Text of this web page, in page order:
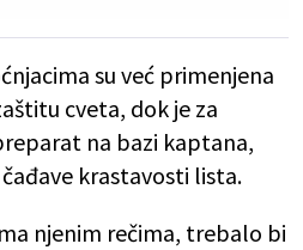
su već primenjena
cveta, dok je za
na bazi kaptana,
krastavosti lista.
njenim rečima, trebalo bi